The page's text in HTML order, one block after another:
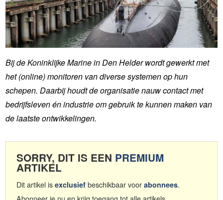
Bij de Koninklijke Marine in Den Helder wordt gewerkt met
het (online) monitoren van diverse systemen op hun
schepen. Daarbij houdt de organisatie nauw contact met
bedrijfsleven én industrie om gebruik te kunnen maken van
de laatste ontwikkelingen.
SORRY, DIT IS EEN PREMIUM
ARTIKEL
Dit artikel is exclusiefbeschikbaar voor abonnees.